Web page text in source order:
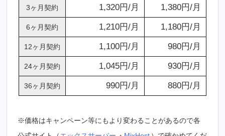
3ヶ月契約 1,320円/月 1,380円/月
6ヶ月契約 1,210円/月 1,180円/月
12ヶ月契約 1,100円/月 980円/月
24ヶ月契約 1,045円/月 930円/月
36ヶ月契約 990円/月 880円/月
※価格はキャンペーン等にもより変わることがあるので各